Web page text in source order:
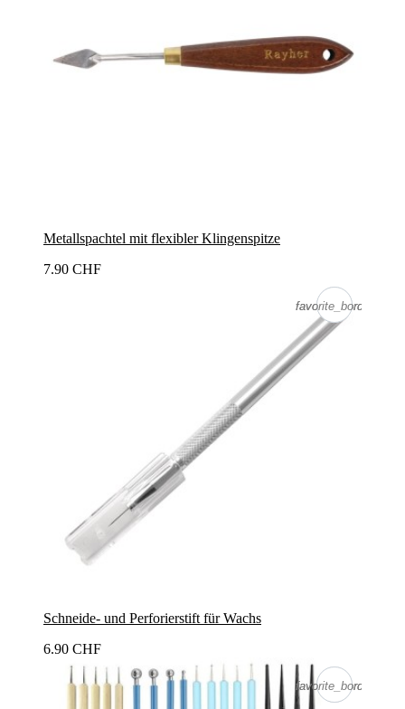
Metallspachtel mit flexibler Klingenspitze
7.90 CHF
favorite_border
favorite_border
Schneide- und Perforierstift für Wachs
6.90 CHF
favorite_border
favorite_border